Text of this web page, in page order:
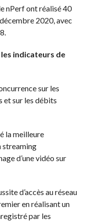
nPerf ont réalisé 40
2020, avec
indicateurs de
sur les
et sur les débits
la meilleure
streaming
d’une vidéo sur
d’accès au réseau
en réalisant un
par les